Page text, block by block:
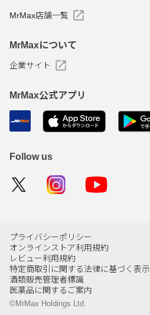
MrMax店舗一覧
MrMaxについて
企業サイト
MrMax公式アプリ
Follow us
プライバシーポリシー
オンラインストア利用規約
レビュー利用規約
特定商取引に関する法律に基づく表示
酒類販売管理者標識
医薬品に関するご案内
©MrMax Holdings Ltd.